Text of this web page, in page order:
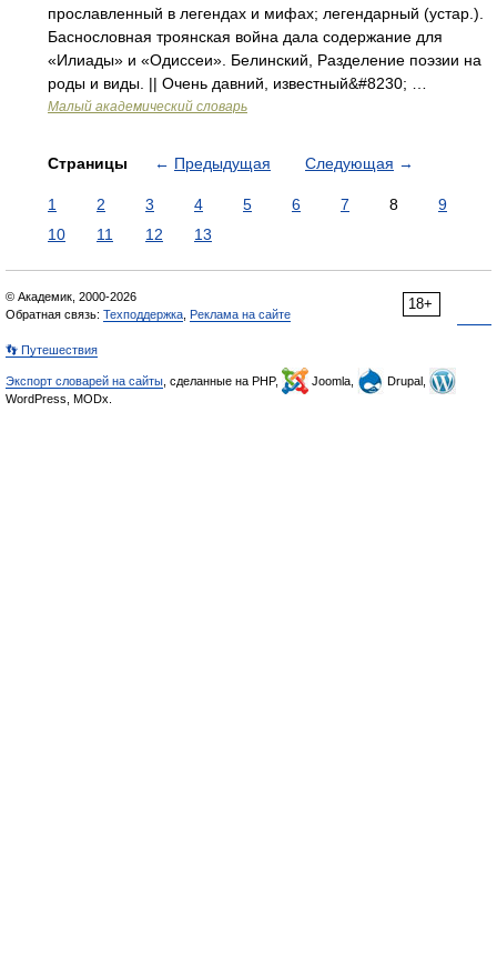
прославленный в легендах и мифах; легендарный (устар.).
Баснословная троянская война дала содержание для
«Илиады» и «Одиссеи». Белинский, Разделение поэзии на
роды и виды. || Очень давний, известный&#8230; …
Малый академический словарь
Страницы ← Предыдущая Следующая →
1 2 3 4 5 6 7 8
9
10
11 12 13
18+
© Академик, 2000-2026
Обратная связь: Техподдержка Реклама на сайте
👣 Путешествия
Экспорт словарей на сайты , сделанные на PHP, Joomla,
Drupal,
WordPress, MODx.